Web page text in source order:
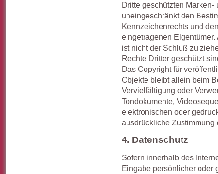
Dritte geschützten
uneingeschränkt den
Kennzeichenrechts und
eingetragenen
ist nicht der Schluß zu
Rechte Dritter geschützt
Das Copyright für
Objekte bleibt allein beim
Vervielfältigung oder
Tondokumente,
elektronischen oder
ausdrückliche Zustimmung
4. Datenschutz
Sofern innerhalb des
Eingabe persönlicher oder